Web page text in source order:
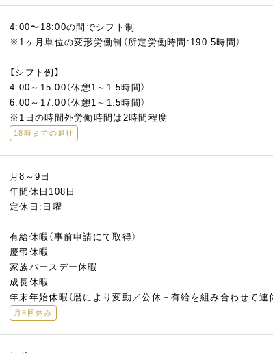
4:00〜18:00の間でシフト制
※1ヶ月単位の変形労働制（所定労働時間:190.5時間）
【シフト例】
4:00～15:00（休憩1～1.5時間）
6:00～17:00（休憩1～1.5時間）
※1日の時間外労働時間は2時間程度
18時までの退社
月8～9日
年間休日108日
定休日:日曜
有給休暇（事前申請にて取得）
慶弔休暇
家族バースデー休暇
成長休暇
年末年始休暇（暦により変動／公休＋有給を組み合わせて連
月8回休み